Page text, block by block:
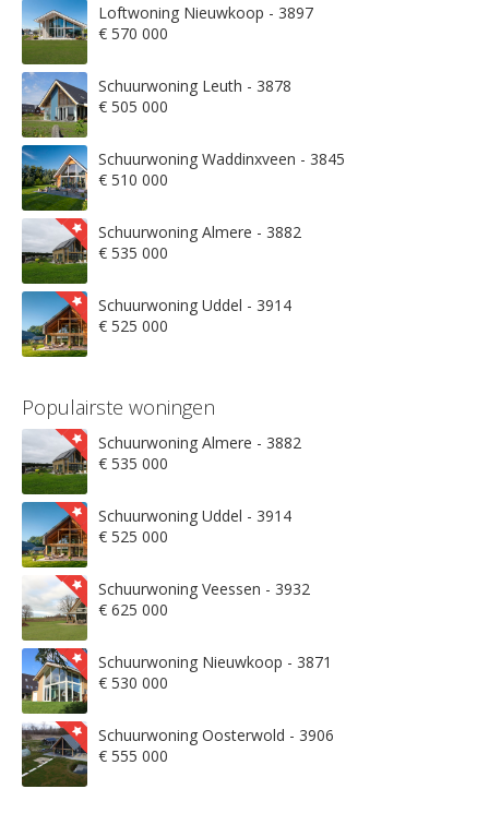
Loftwoning Nieuwkoop - 3897
€ 570 000
Schuurwoning Leuth - 3878
€ 505 000
Schuurwoning Waddinxveen - 3845
€ 510 000
Schuurwoning Almere - 3882
€ 535 000
Schuurwoning Uddel - 3914
€ 525 000
Populairste woningen
Schuurwoning Almere - 3882
€ 535 000
Schuurwoning Uddel - 3914
€ 525 000
Schuurwoning Veessen - 3932
€ 625 000
Schuurwoning Nieuwkoop - 3871
€ 530 000
Schuurwoning Oosterwold - 3906
€ 555 000